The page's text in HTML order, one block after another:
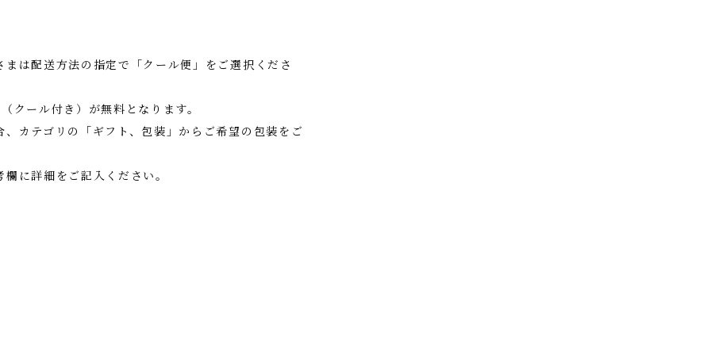
は配送方法の指定で「クール便」をご選択くださ
クール付き）が無料となります。
カテゴリの「ギフト、包装」からご希望の包装をご
に詳細をご記入ください。